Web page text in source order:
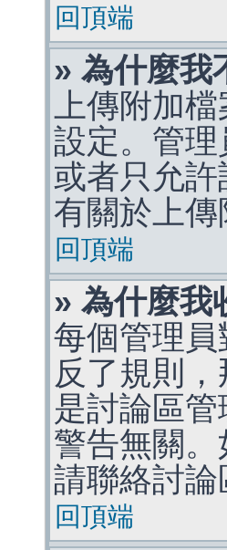
回頂端
» 為什麼我
上傳附加
設定。管
或者只允
有關於上
回頂端
» 為什麼我
每個管理
反了規則
是討論區
警告無關
請聯絡討論
回頂端